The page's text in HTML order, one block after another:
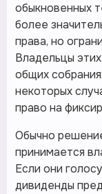
обыкновенных
более
права, но
Владельцы
общих
некоторых
право на
Обычно
принимается
Если они
дивиденды